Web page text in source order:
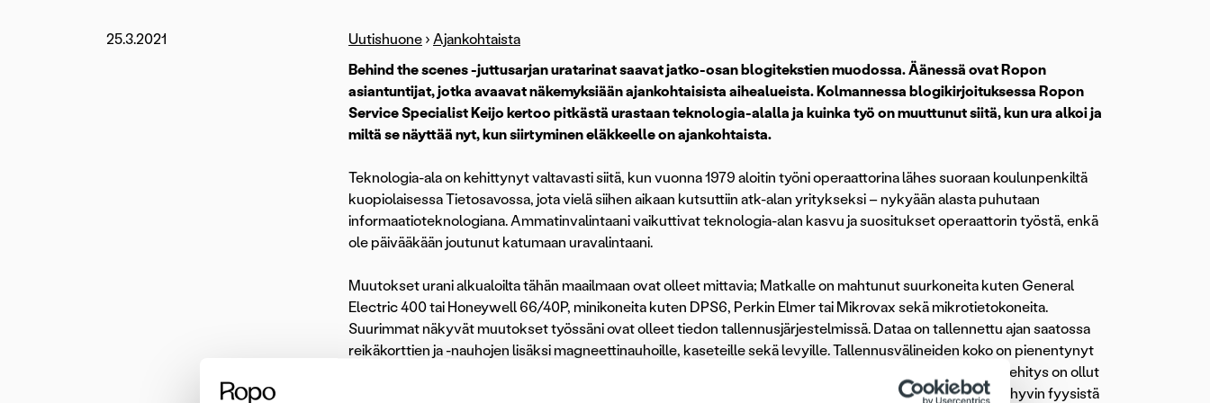
25.3.2021 Uutishuone › Ajankohtaista
Behind the scenes -juttusarjan uratarinat saavat jatko-osan blogitekstien muodossa. Äänessä ovat Ropon
asiantuntijat, jotka avaavat näkemyksiään ajankohtaisista aihealueista.Kolmannessa blogikirjoituksessa Ropon
Service Specialist Keijo kertoo pitkästä urastaan teknologia-alalla ja kuinka työ on muuttunut siitä, kun ura alkoi ja
miltä se näyttää nyt, kun siirtyminen eläkkeelle on ajankohtaista.
Teknologia-ala on kehittynyt valtavasti siitä, kun vuonna 1979 aloitin työni operaattorina lähes suoraan koulunpenkiltä
kuopiolaisessa Tietosavossa, jota vielä siihen aikaan kutsuttiin atk-alan yritykseksi – nykyään alasta puhutaan
informaatioteknologiana. Ammatinvalintaani vaikuttivat teknologia-alan kasvu ja suositukset operaattorin työstä, enkä
ole päivääkään joutunut katumaan uravalintaani.
Muutokset urani alkualoilta tähän maailmaan ovat olleet mittavia; Matkalle on mahtunut suurkoneita kuten General
Electric 400 tai Honeywell 66/40P, minikoneita kuten DPS6, Perkin Elmer tai Mikrovax sekä mikrotietokoneita.
Suurimmat näkyvät muutokset työssäni ovat olleet tiedon tallennusjärjestelmissä. Dataa on tallennettu ajan saatossa
reikäkorttien ja -nauhojen lisäksi magneettinauhoille, kaseteille sekä levyille. Tallennusvälineiden koko on pienentynyt
jatkuvasti, mutta samalla tallennuskapasiteetti on kasvanut ja nyt dataa tallennetaan pilveen. Muutos ja kehitys on ollut
välttämätöntä, koska tietokoneet ja tallennusvälineet veivät paljon tilaa ja resursseja. Operaattorin työ oli hyvin fyysistä